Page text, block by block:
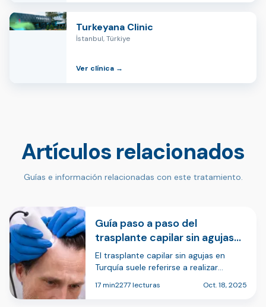
Turkeyana Clinic
İstanbul, Türkiye
Ver clínica →
Artículos relacionados
Guías e información relacionadas con este tratamiento.
Guía paso a paso del
trasplante capilar sin agujas
en Turquía
El trasplante capilar sin agujas en
Turquía suele referirse a realizar
mayor frecuencia la administración de
17 min2277 lecturas Oct. 18, 2025